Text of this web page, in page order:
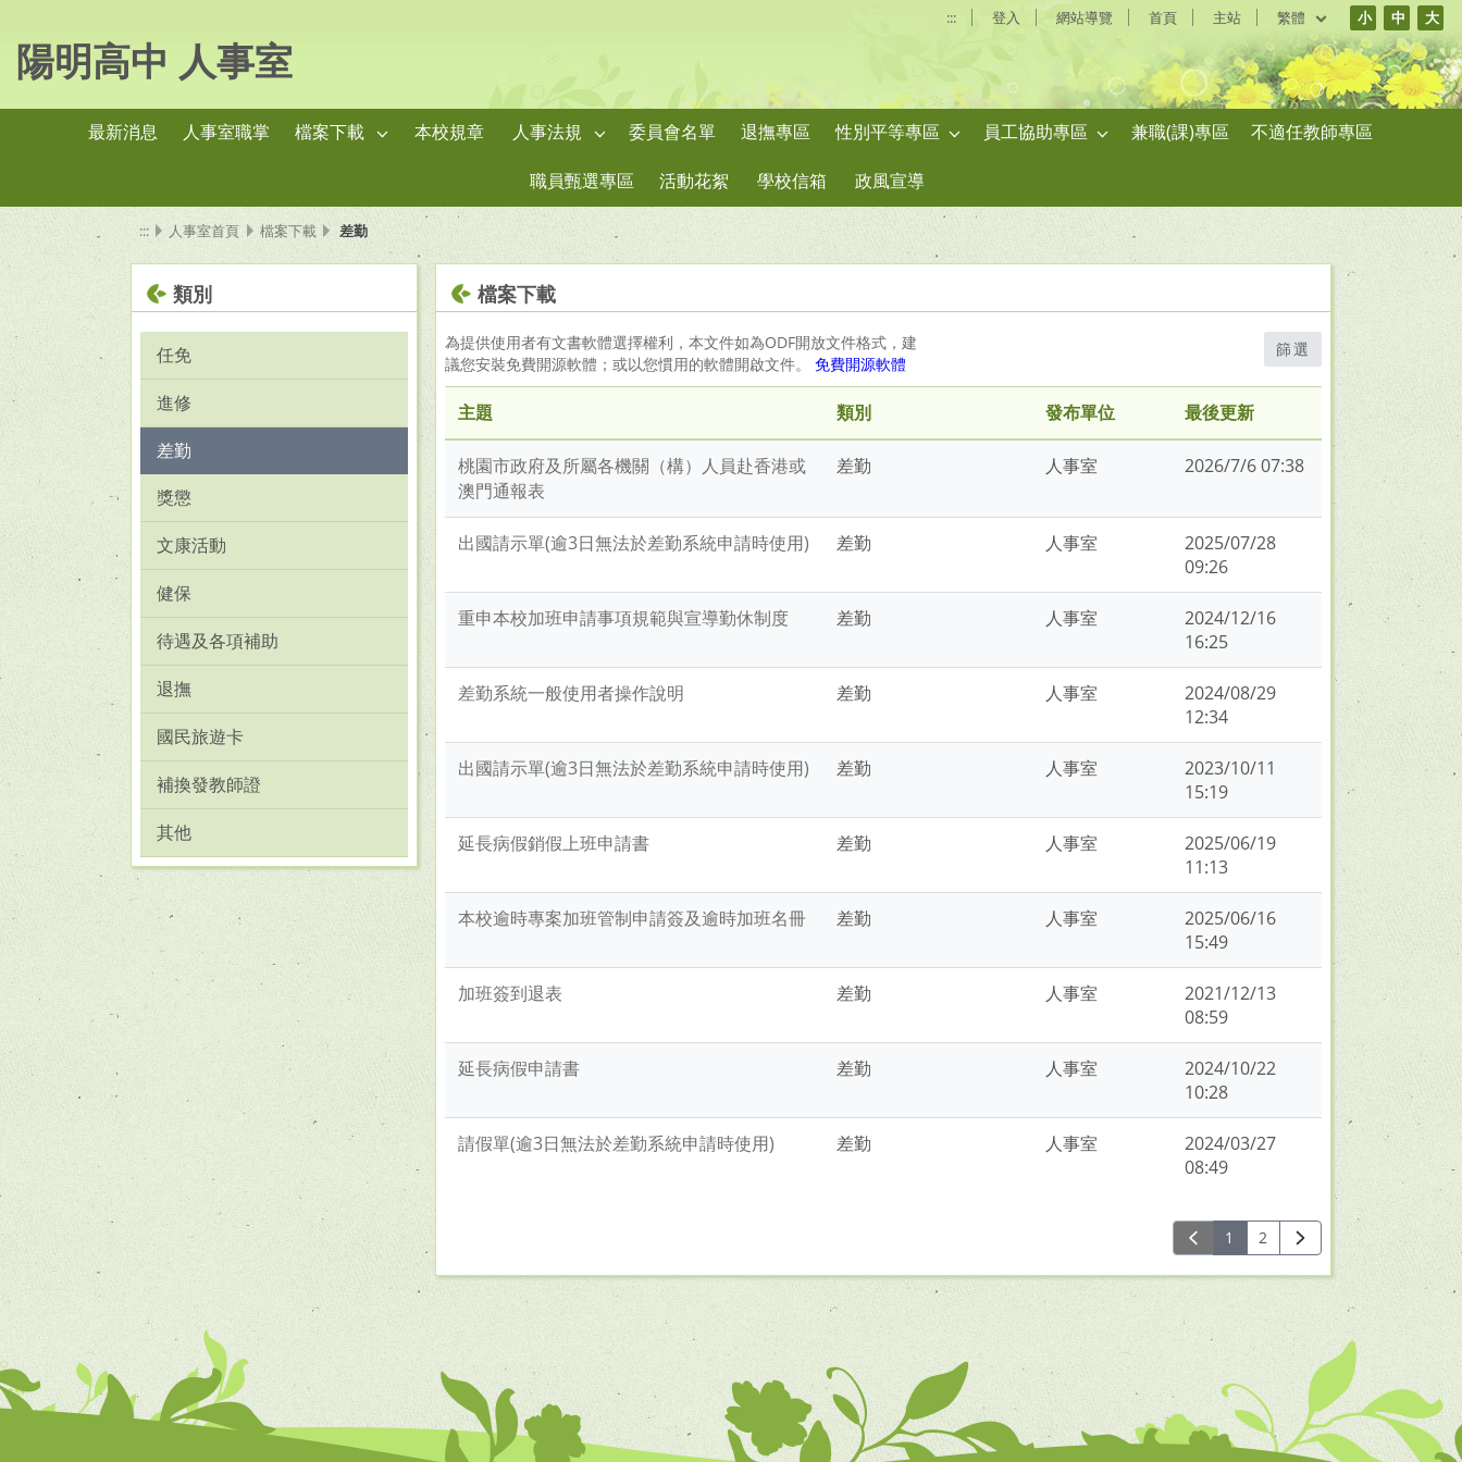
::: 登入 網站導覽 首頁 主站 繁體 小 中 大
陽明高中 人事室
最新消息 人事室職掌 檔案下載 本校規章 人事法規 委員會名單 退撫專區 性別平等專區 員工協助專區 兼職(課)專區 不適任教師專區
職員甄選專區 活動花絮 學校信箱 政風宣導
::: 人事室首頁 檔案下載 差勤
類別
任免
進修
差勤
獎懲
文康活動
健保
待遇及各項補助
退撫
國民旅遊卡
補換發教師證
其他
檔案下載
為提供使用者有文書軟體選擇權利，本文件如為ODF開放文件格式，建
議您安裝免費開源軟體；或以您慣用的軟體開啟文件。 免費開源軟體
篩選
主題 類別 發布單位 最後更新
桃園市政府及所屬各機關（構）人員赴香港或
澳門通報表
差勤 人事室 2026/7/6 07:38
出國請示單(逾3日無法於差勤系統申請時使用) 差勤 人事室
2025/07/28
09:26
重申本校加班申請事項規範與宣導勤休制度 差勤 人事室
2024/12/16
16:25
差勤系統一般使用者操作說明 差勤 人事室
2024/08/29
12:34
出國請示單(逾3日無法於差勤系統申請時使用) 差勤 人事室
2023/10/11
15:19
延長病假銷假上班申請書 差勤 人事室
2025/06/19
11:13
本校逾時專案加班管制申請簽及逾時加班名冊 差勤 人事室
2025/06/16
15:49
加班簽到退表 差勤 人事室
2021/12/13
08:59
延長病假申請書 差勤 人事室
2024/10/22
10:28
請假單(逾3日無法於差勤系統申請時使用) 差勤 人事室
2024/03/27
08:49
1 2